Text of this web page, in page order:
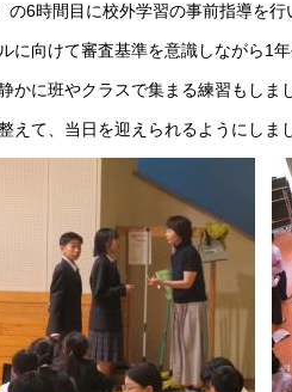
の6時間目に校外学習の事前指導を行
に向けて審査基準を意識しながら1
かに班やクラスで集まる練習もしま
えて、当日を迎えられるようにしま